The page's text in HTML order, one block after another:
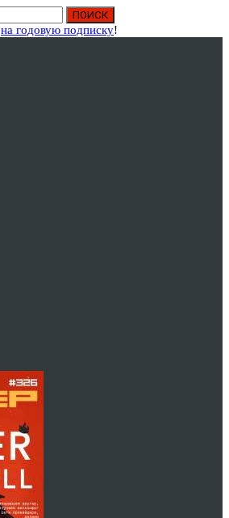
на годовую подписку!